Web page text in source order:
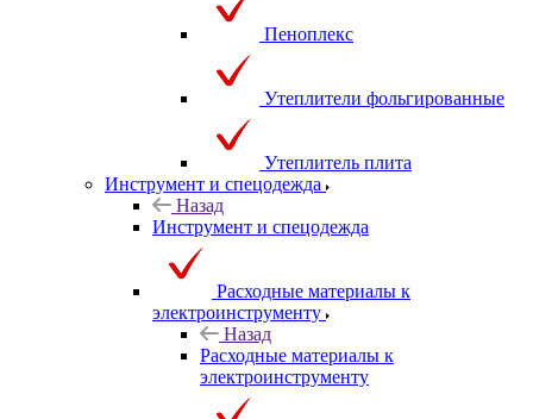
Пеноплекс
Утеплители фольгированные
Утеплитель плита
Инструмент и спецодежда
Назад
Инструмент и спецодежда
Расходные материалы к
электроинструменту
Назад
Расходные материалы к
электроинструменту